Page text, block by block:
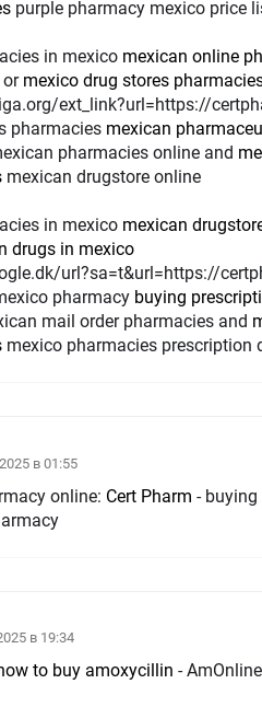
purple pharmacy mexico price
in mexico mexican online
or mexico drug stores
ext_link?url=https://
pharmacies mexican
pharmacies online and
mexican drugstore online
in mexico mexican
drugs in mexico
url?sa=t&url=https://
pharmacy buying
mail order pharmacies and
mexico pharmacies prescription
в 01:55
online: Cert Pharm -
в 19:34
to buy amoxycillin -